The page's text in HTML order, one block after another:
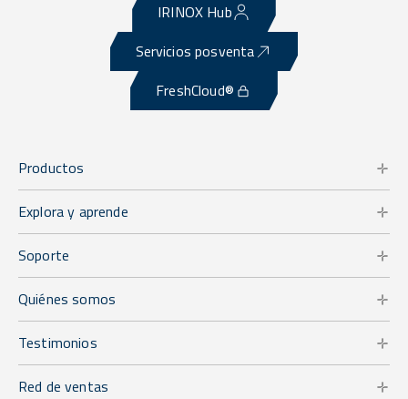
IRINOX Hub
Servicios posventa
FreshCloud®
Productos
Explora y aprende
Soporte
Quiénes somos
Testimonios
Red de ventas